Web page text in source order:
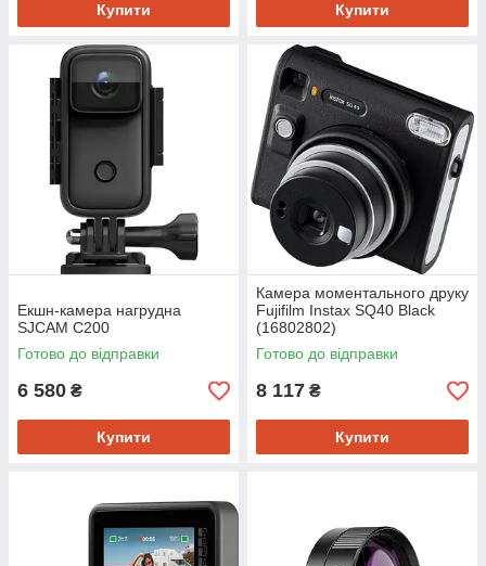
Купити Купити
Екшн-камера нагрудна
SJCAM C200
Готово до відправки
6 580 ₴
Купити
Камера моментального друку
Fujifilm Instax SQ40 Black
(16802802)
Готово до відправки
8 117 ₴
Купити